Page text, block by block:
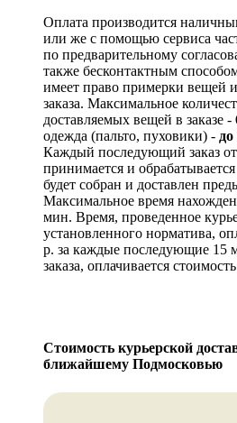
Оплата производится
или же с помощью сервиса
по предварительному
также бесконтактным
имеет право примерки вещей
заказа. Максимальное
доставляемых вещей в заказе -
одежда (пальто, пуховики) -
Каждый последующий заказ
принимается и
будет собран и доставлен
Максимальное время
мин. Время, проведенное
установленного норматива,
р. за каждые последующие 15
заказа, оплачивается
Стоимость курьерской
ближайшему Подмосковью